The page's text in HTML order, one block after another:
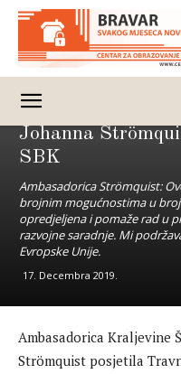
Ambasadorica
Johanna
SBK
Ambasadorica Strömquist:
brojnim mogućnostima u
opredjeljena i pomaže rad u
razvojne saradnje. Mi
Evropske Unije.
17. Decembra 2019.
Ambasadorica Kraljevine
Strömquist posjetila